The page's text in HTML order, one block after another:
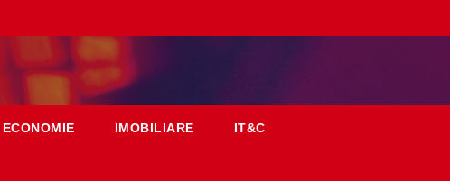
ECONOMIE IMOBILIARE IT&C